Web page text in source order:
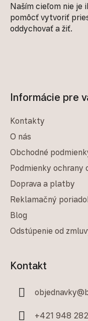
Naším cieľom nie je
pomôcť vytvoriť
oddychovať a žiť.
Informácie pre
Kontakty
O nás
Obchodné
Podmienky ochrany
Doprava a platby
Reklamačný
Blog
Odstúpenie od
Kontakt
objednavky@
+421 948